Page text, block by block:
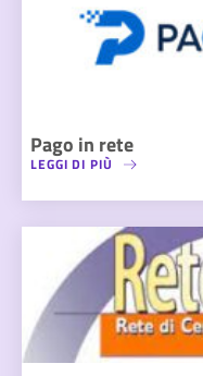
Pago in rete
LEGGI DI PIÙ